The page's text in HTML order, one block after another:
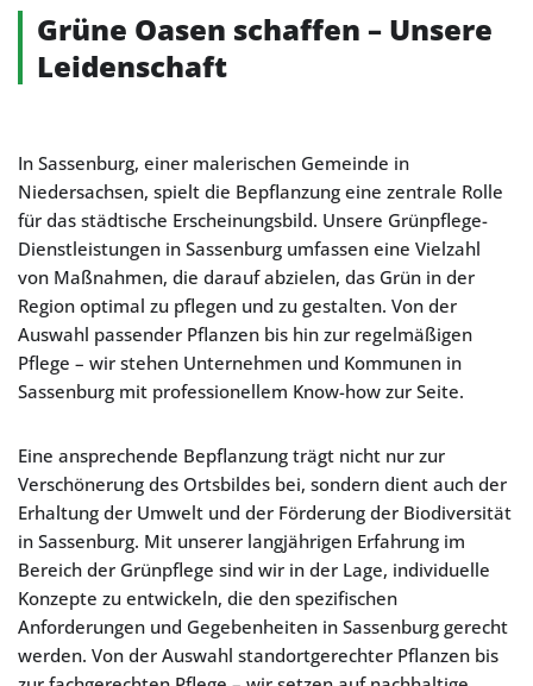
Grüne Oasen schaffen – Unsere
Leidenschaft
In Sassenburg, einer malerischen Gemeinde in
Niedersachsen, spielt die Bepflanzung eine zentrale Rolle
für das städtische Erscheinungsbild. Unsere Grünpflege-
Dienstleistungen in Sassenburg umfassen eine Vielzahl
von Maßnahmen, die darauf abzielen, das Grün in der
Region optimal zu pflegen und zu gestalten. Von der
Auswahl passender Pflanzen bis hin zur regelmäßigen
Pflege – wir stehen Unternehmen und Kommunen in
Sassenburg mit professionellem Know-how zur Seite.
Eine ansprechende Bepflanzung trägt nicht nur zur
Verschönerung des Ortsbildes bei, sondern dient auch der
Erhaltung der Umwelt und der Förderung der Biodiversität
in Sassenburg. Mit unserer langjährigen Erfahrung im
Bereich der Grünpflege sind wir in der Lage, individuelle
Konzepte zu entwickeln, die den spezifischen
Anforderungen und Gegebenheiten in Sassenburg gerecht
werden. Von der Auswahl standortgerechter Pflanzen bis